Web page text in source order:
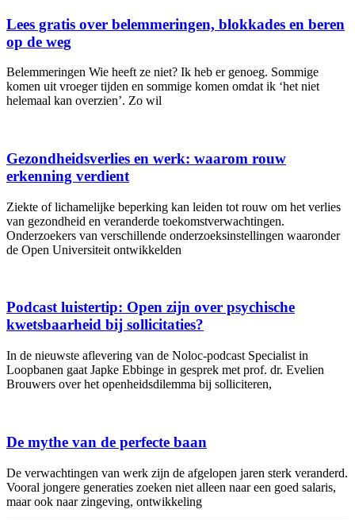
Lees gratis over belemmeringen, blokkades en beren
op de weg
Belemmeringen Wie heeft ze niet? Ik heb er genoeg. Sommige
komen uit vroeger tijden en sommige komen omdat ik ‘het niet
helemaal kan overzien’. Zo wil
Gezondheidsverlies en werk: waarom rouw
erkenning verdient
Ziekte of lichamelijke beperking kan leiden tot rouw om het verlies
van gezondheid en veranderde toekomstverwachtingen.
Onderzoekers van verschillende onderzoeksinstellingen waaronder
de Open Universiteit ontwikkelden
Podcast luistertip: Open zijn over psychische
kwetsbaarheid bij sollicitaties?
In de nieuwste aflevering van de Noloc-podcast Specialist in
Loopbanen gaat Japke Ebbinge in gesprek met prof. dr. Evelien
Brouwers over het openheidsdilemma bij solliciteren,
De mythe van de perfecte baan
De verwachtingen van werk zijn de afgelopen jaren sterk veranderd.
Vooral jongere generaties zoeken niet alleen naar een goed salaris,
maar ook naar zingeving, ontwikkeling